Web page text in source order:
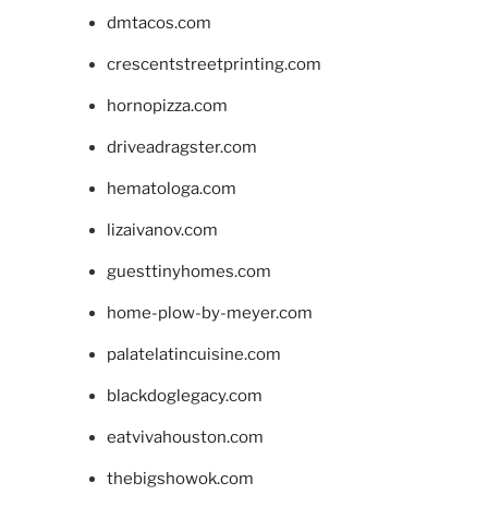
dmtacos.com
crescentstreetprinting.com
hornopizza.com
driveadragster.com
hematologa.com
lizaivanov.com
guesttinyhomes.com
home-plow-by-meyer.com
palatelatincuisine.com
blackdoglegacy.com
eatvivahouston.com
thebigshowok.com